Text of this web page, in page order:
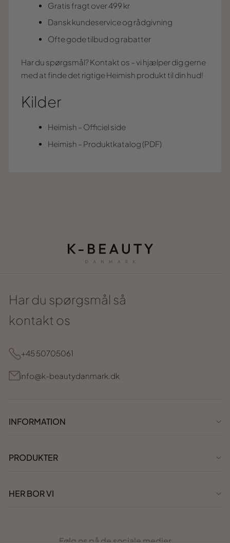
Gratis fragt over 499 kr
Dansk kundeservice og rådgivning
Ofte gode tilbud og rabatter
Har du spørgsmål? Kontakt os – vi hjælper dig gerne
med at finde det rigtige Heimish produkt til din hud!
Kilder
Heimish – Officiel side
Heimish – Produktkatalog (PDF)
Har du spørgsmål så
kontakt os
+45 50705061
info@k-beautydanmark.dk
INFORMATION
PRODUKTER
HER BOR VI
Følg os på de sociale medier